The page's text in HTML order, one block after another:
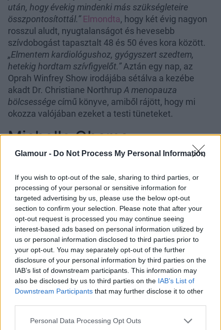
Glamour - Do Not Process My Personal Information
If you wish to opt-out of the sale, sharing to third parties, or
processing of your personal or sensitive information for
targeted advertising by us, please use the below opt-out
section to confirm your selection. Please note that after your
opt-out request is processed you may continue seeing
interest-based ads based on personal information utilized by
us or personal information disclosed to third parties prior to
your opt-out. You may separately opt-out of the further
disclosure of your personal information by third parties on the
IAB’s list of downstream participants. This information may
also be disclosed by us to third parties on the IAB’s List of
Downstream Participants that may further disclose it to other
Please note that this website/app uses one or more Google
Personal Data Processing Opt Outs
után, hogy évekig mindenki más szükségleteire
összpontosítottál.” Elmondta, hogy két évig nagyon
rosszul aludt, nyugtalanságot és hevesebb
szívdobogást tapasztalt 48 és 50 éves kora között.
„Elmentem kardiológushoz, gyógyszert szedtem,
hetekig hordtam szívfigyelőt.”Aztán egy nap, az
Oprah Winfrey Show irodájába sétálva a kezébe
akadt Dr. Christiane Northrup A menopauza
bölcsessége című könyve, amiből rájött, hogy mi
okozza valójában ezeket a testi tüneteket.
Michelle Obama
2020-ban Michelle Obama a Spotify-on futó
nőgyógyásszal a menopauzáról, ahol többek között
elmondta, hogy már a 30-as éveiben is tapasztalt
hőhullámokat éjszakánként. Sőt, First Lady-ként a
hivatalos események alatt is küzdött ezzel.
Fel voltam öltözve, be kellett
mennem egy rendezvényre, közben
pedig szó szerint úgy éreztem,
mintha belém tettek volna egy
kemencét, a maximumra csavarták